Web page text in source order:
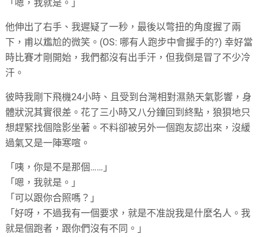
「嗯，我就是。」
他伸出了右手、我遲疑了一秒，最後以彆扭的角度握了兩
下，甫以尷尬的微笑。(OS: 哪有人跑步中會握手的?) 幸好當
時比賽才剛開始，我們都沒有出手汗，但我倒是冒了不少冷
汗。
彼時我剛下飛機24小時、且受到台灣相對濕熱天氣影響，身
體狀況其實很差。花了三小時又八分鐘回到終點，狼狽地只
想趕緊找個陰影坐著。不料卻被另外一個跑友認出來，沒緩
過氣又是一陣寒喧。
「咦，你是不是那個……」
「嗯，我就是。」
「可以跟你合照嗎？」
「好呀，不過我有一個要求，就是不准說我是什麼名人。我
就是個跑者，跟你們沒有不同。」